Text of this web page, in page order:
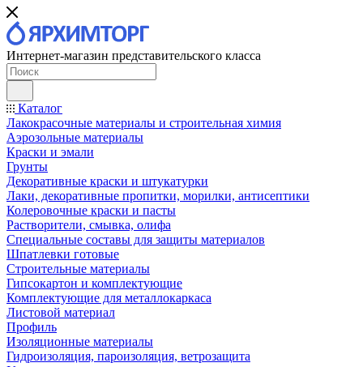
Интернет-магазин представительского класса
Каталог
Лакокрасочные материалы и строительная химия
Аэрозольные материалы
Краски и эмали
Грунты
Декоративные краски и штукатурки
Лаки, декоративные пропитки, морилки, антисептики
Колеровочные краски и пасты
Растворители, смывка, олифа
Специальные составы для защиты материалов
Шпатлевки готовые
Строительные материалы
Гипсокартон и комплектующие
Комплектующие для металлокаркаса
Листовой материал
Профиль
Изоляционные материалы
Гидроизоляция, пароизоляция, ветрозащита